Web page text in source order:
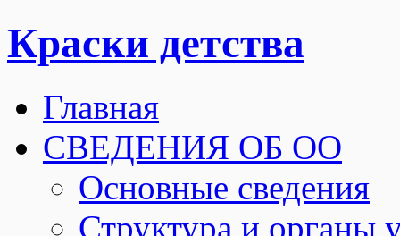
Краски детства
Главная
СВЕДЕНИЯ ОБ ОО
Основные сведения
Структура и органы